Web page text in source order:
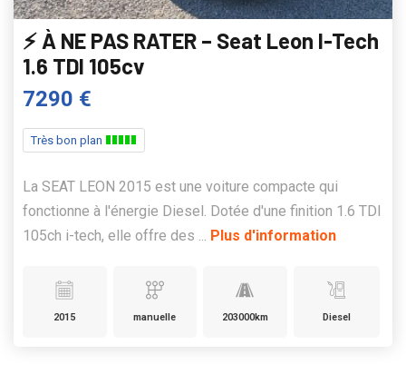
⚡ À NE PAS RATER – Seat Leon I-Tech
1.6 TDI 105cv
7290 €
Très bon plan
La SEAT LEON 2015 est une voiture compacte qui
fonctionne à l'énergie Diesel. Dotée d'une finition 1.6 TDI
105ch i-tech, elle offre des ... Plus d'information
2015 manuelle 203000km Diesel